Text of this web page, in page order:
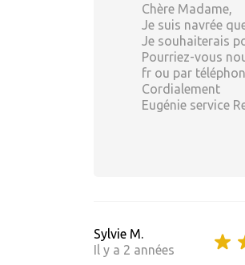
Chère Madame,
Je suis navrée
Je souhaiterais
Pourriez-vous
fr ou par
Cordialement
Eugénie service
Sylvie M.
Il y a 2 années